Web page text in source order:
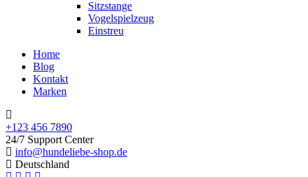
Sitzstange
Vogelspielzeug
Einstreu
Home
Blog
Kontakt
Marken
+123 456 7890
24/7 Support Center
info@hundeliebe-shop.de
Deutschland